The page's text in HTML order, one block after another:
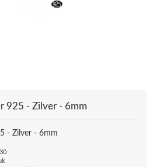
925 - Zilver - 6mm
- Zilver - 6mm